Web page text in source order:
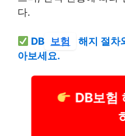
다.
DB 보험
해지 절차
아보세요.
DB보험